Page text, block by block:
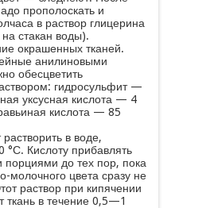
прополоскать и
в раствор глицерина
стакан воды).
окрашенных тканей.
анилиновыми
обесцветить
гидросульфит —
уксусная кислота — 4
кислота — 85
в воде,
°С. Кислоту прибавлять
до тех пор, пока
молочного цвета сразу не
раствор при кипячении
ткань в течение 0,5—1